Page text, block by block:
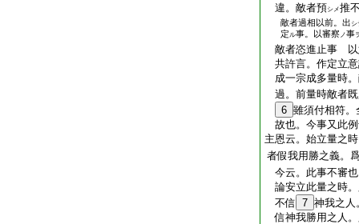
違。敵者預シメ推
敵者過相以前。出 シ
定ル事。以審察ノ事
敵者恣進止事 以
共許言。作定立
成一宗成多量時
過。前量時敵者
6 雖須付相符。
故也。今事又此
主恩云。始立量之
者假我用勝之義。
今云。此事不審
論安立此量之時
不信 7 神我之人
信神我勝用之人